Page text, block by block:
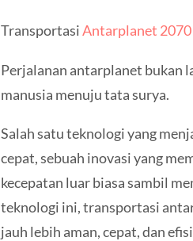
TransportasiAntarplanet 2070
Perjalanan antarplanet bukan
manusia menuju tata surya.
Salah satu teknologi yang
cepat, sebuah inovasi yang
kecepatan luar biasa sambil
teknologi ini, transportasi
jauh lebih aman, cepat, dan